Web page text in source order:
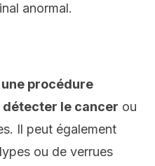
anormal.
procédure
le cancer ou
Il peut également
ou de verrues